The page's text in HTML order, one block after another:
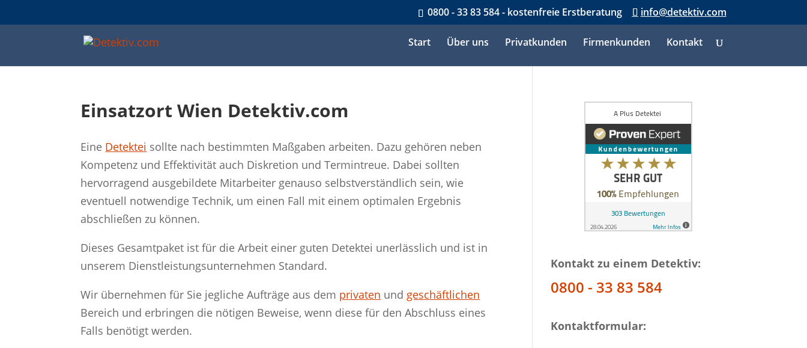
0800 - 33 83 584 - kostenfreie Erstberatung info@detektiv.com
Start Über uns Privatkunden Firmenkunden Kontakt
Einsatzort Wien Detektiv.com
Eine Detektei sollte nach bestimmten Maßgaben arbeiten. Dazu gehören neben
Kompetenz und Effektivität auch Diskretion und Termintreue. Dabei sollten
hervorragend ausgebildete Mitarbeiter genauso selbstverständlich sein, wie
eventuell notwendige Technik, um einen Fall mit einem optimalen Ergebnis
abschließen zu können.
Dieses Gesamtpaket ist für die Arbeit einer guten Detektei unerlässlich und ist in
unserem Dienstleistungsunternehmen Standard.
Wir übernehmen für Sie jegliche Aufträge aus dem privaten und geschäftlichen
Bereich und erbringen die nötigen Beweise, wenn diese für den Abschluss eines
Falls benötigt werden.
Kontakt zu einem Detektiv:
0800 - 33 83 584
Kontaktformular: